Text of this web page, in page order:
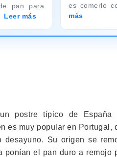
pan para
Leer más
es comerlo
más
postre típico de
es muy popular en Portugal,
desayuno. Su origen se
ponían el pan duro a remojo